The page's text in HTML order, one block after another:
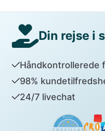
Din rejse i
Håndkontrollerede
98%
24/7 livechat